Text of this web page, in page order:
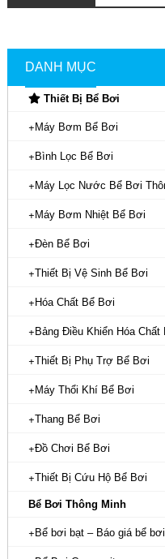
DANH MỤC
Thiết Bị Bể Bơi
Máy Bơm Bể Bơi
Bình Lọc Bể Bơi
Máy Lọc Nước Bể Bơi
Máy Bơm Nhiệt Bể Bơi
Đèn Bể Bơi
Thiết Bị Vệ Sinh Bể Bơi
Hóa Chất Bể Bơi
Bảng Điều Khiển Hóa Chất
Thiết Bị Phụ Trợ Bể Bơi
Máy Thổi Khí Bể Bơi
Thang Bể Bơi
Đồ Chơi Bể Bơi
Thiết Bị Cứu Hộ Bể Bơi
Bể Bơi Thông Minh
Bể bơi bạt – Báo giá bể